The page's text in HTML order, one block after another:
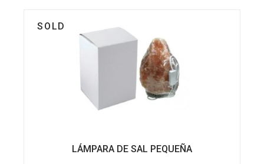
SOLD
LÁMPARA DE SAL PEQUEÑA